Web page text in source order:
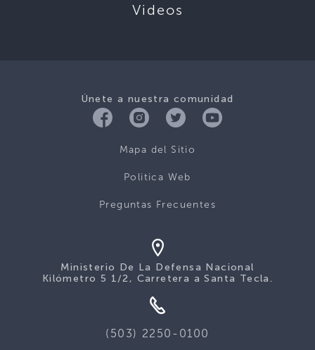
Videos
Únete a nuestra comunidad
Mapa del Sitio
Politica Web
Preguntas Frecuentes
Ministerio De La Defensa Nacional
Kilómetro 5 1/2, Carretera a Santa Tecla.
(503) 2250-0100